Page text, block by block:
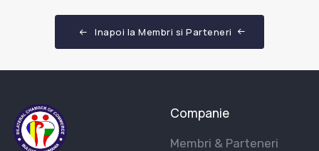
Inapoi la Membri si Parteneri
Companie
Membri & Parteneri